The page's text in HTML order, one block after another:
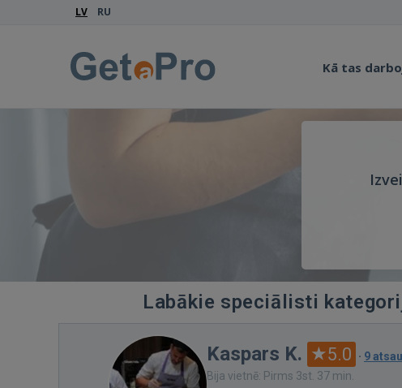
LV RU
Kā tas
Labākie speciālisti
Kaspars K. 5.0 · 9
Bija vietnē: Pirms 3st. 37 min.